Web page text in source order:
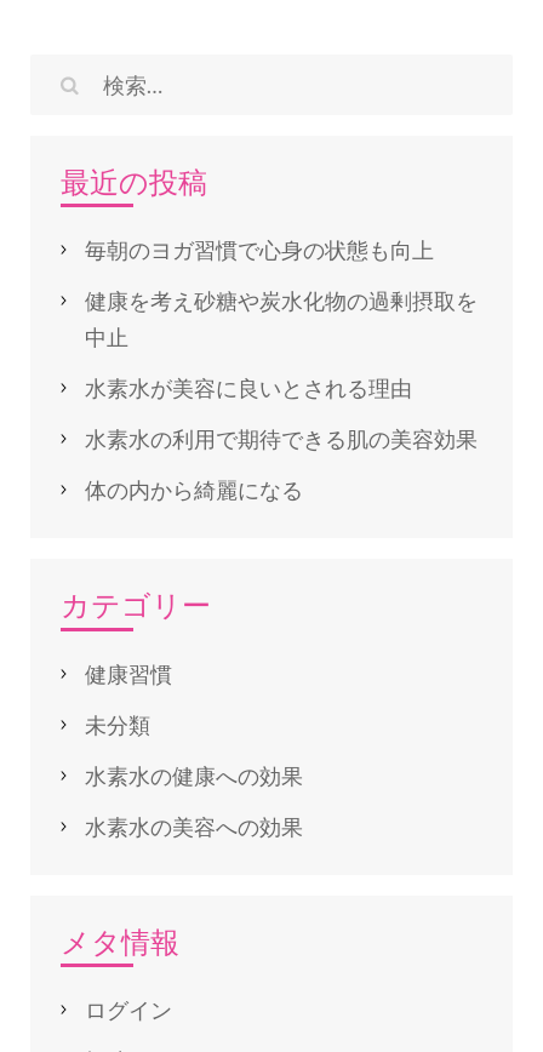
ゲ
ョ
検
最近の投稿
毎朝のヨガ習慣で心身の状態も向上
健康を考え砂糖や炭水化物の過剰摂取を
中止
水素水が美容に良いとされる理由
水素水の利用で期待できる肌の美容効果
体の内から綺麗になる
カテゴリー
健康習慣
未分類
水素水の健康への効果
水素水の美容への効果
メタ情報
ログイン